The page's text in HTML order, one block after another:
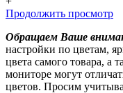
Продолжить просмотр
Обращаем Ваше
настройки по цветам,
цвета самого товара, а
мониторе могут
цветов. Просим